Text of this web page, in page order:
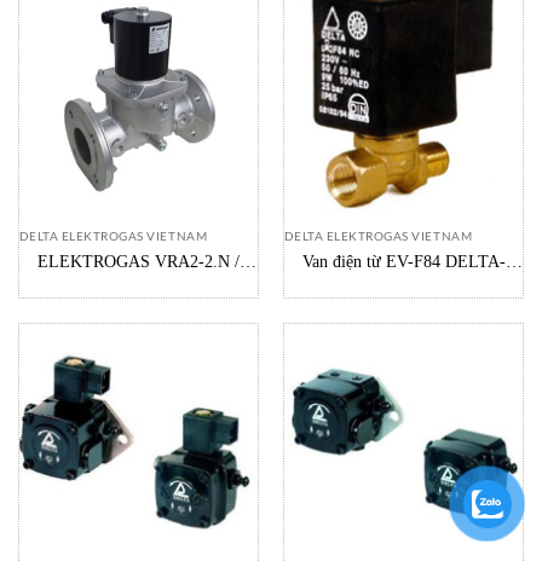
DELTA ELEKTROGAS VIETNAM
ELEKTROGAS VRA2-2.N /
TỪ
DELTA ELEKTROGAS VIETNAM
Van điện từ EV-F84 DELTA-